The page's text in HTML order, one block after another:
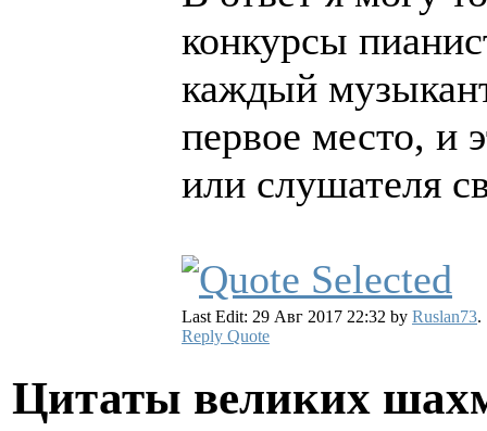
конкурсы
каждый
первое место, и
или слушателя
Last Edit: 29 Авг 2017 22:32 by Ruslan73.
Reply Quote
Цитаты великих